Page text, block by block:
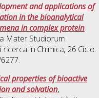
and applications of
in the bioanalytical
in complex protein
Mater Studiorum
ricerca in Chimica, 26 Ciclo.
properties of bioactive
and solvation,